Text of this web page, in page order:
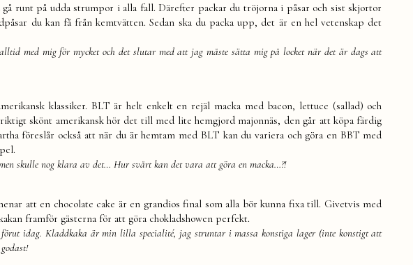
runt på udda strumpor i alla fall. Därefter packar du tröjorna i påsar och sist skjortor
du kan få från kemtvätten. Sedan ska du packa upp, det är en hel vetenskap det
med mig för mycket och det slutar med att jag måste sätta mig på locket när det är dags att
klassiker. BLT är helt enkelt en rejäl macka med bacon, lettuce (sallad) och
skönt amerikansk hör det till med lite hemgjord majonnäs, den går att köpa färdig
föreslår också att när du är hemtam med BLT kan du variera och göra en BBT med
skulle nog klara av det… Hur svårt kan det vara att göra en macka…?!
att en chocolate cake är en grandios final som alla bör kunna fixa till. Givetvis med
framför gästerna för att göra chokladshowen perfekt.
idag. Kladdkaka är min lilla specialité, jag struntar i massa konstiga lager (inte konstigt att